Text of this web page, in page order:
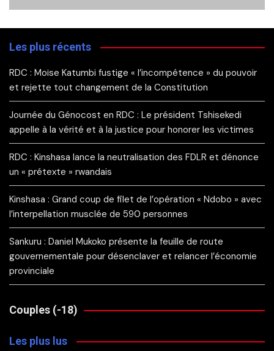
Les plus récents
RDC : Moïse Katumbi fustige « l’incompétence » du pouvoir
et rejette tout changement de la Constitution
Journée du Génocost en RDC : Le président Tshisekedi
appelle à la vérité et à la justice pour honorer les victimes
RDC : Kinshasa lance la neutralisation des FDLR et dénonce
un « prétexte » rwandais
Kinshasa : Grand coup de filet de l’opération « Ndobo » avec
l’interpellation musclée de 590 personnes
Sankuru : Daniel Mukoko présente la feuille de route
gouvernementale pour désenclaver et relancer l’économie
provinciale
Couples (-18)
Les plus lus